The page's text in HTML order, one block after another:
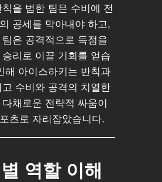
을 범한 팀은 수비에 전
공세를 막아내야 하고,
은 공격적으로 득점을
리로 이끌 기회를 얻습
해 아이스하키는 반칙과
수비와 공격의 치열한
채로운 전략적 싸움이
츠로 자리잡았습니다.
역할 이해